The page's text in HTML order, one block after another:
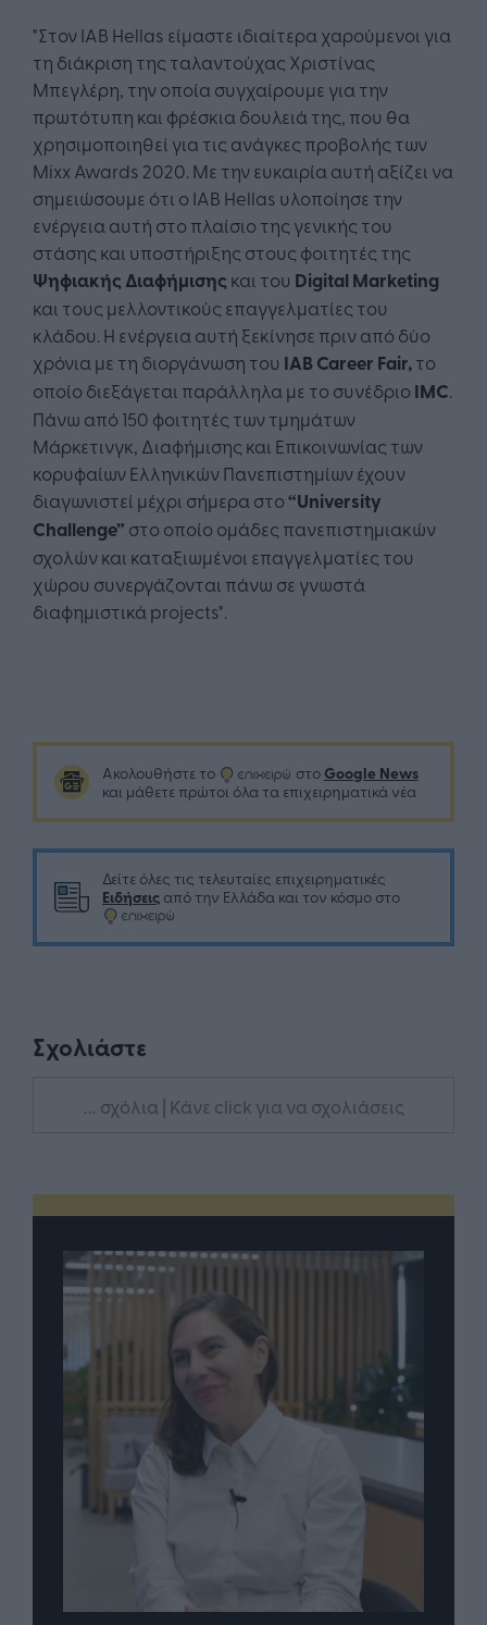
"Στον IAB Hellas είμαστε ιδιαίτερα χαρούμενοι για
τη διάκριση της ταλαντούχας Χριστίνας
Μπεγλέρη, την οποία συγχαίρουμε για την
πρωτότυπη και φρέσκια δουλειά της, που θα
χρησιμοποιηθεί για τις ανάγκες προβολής των
Mixx Awards 2020. Με την ευκαιρία αυτή αξίζει να
σημειώσουμε ότι ο ΙΑΒ Hellas υλοποίησε την
ενέργεια αυτή στο πλαίσιο της γενικής του
στάσης και υποστήριξης στους φοιτητές της
Ψηφιακής Διαφήμισης και του Digital Marketing
και τους μελλοντικούς επαγγελματίες του
κλάδου. Η ενέργεια αυτή ξεκίνησε πριν από δύο
χρόνια με τη διοργάνωση του IAB Career Fair,το
οποίο διεξάγεται παράλληλα με το συνέδριο IMC.
Πάνω από 150 φοιτητές των τμημάτων
Μάρκετινγκ, Διαφήμισης και Επικοινωνίας των
κορυφαίων Ελληνικών Πανεπιστημίων έχουν
διαγωνιστεί μέχρι σήμερα στο“University
Challenge” στο οποίο ομάδες πανεπιστημιακών
σχολών και καταξιωμένοι επαγγελματίες του
χώρου συνεργάζονται πάνω σε γνωστά
διαφημιστικά projects".
Ακολουθήστε το στο Google News
και μάθετε πρώτοι όλα τα επιχειρηματικά νέα
Δείτε όλες τις τελευταίες επιχειρηματικές
Ειδήσεις από την Ελλάδα και τον κόσμο στο
Σχολιάστε
... σχόλια | Κάνε click για να σχολιάσεις